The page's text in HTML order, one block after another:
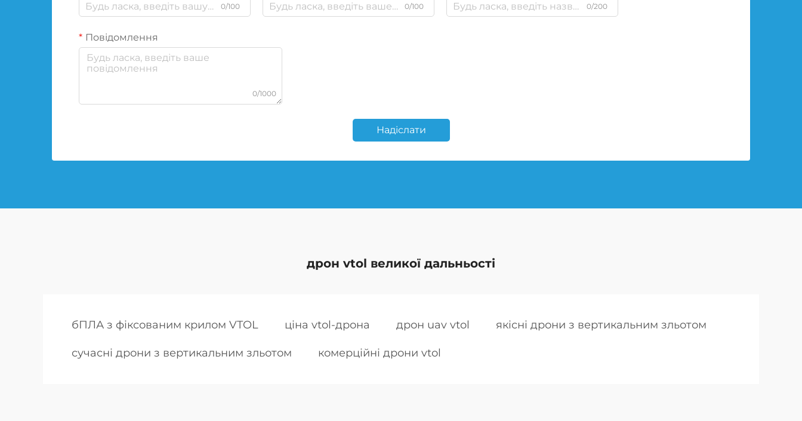
0/100 0/100 0/200
Повідомлення
0/1000
Надіслати
дрон vtol великої дальньості
бПЛА з фіксованим крилом VTOL ціна vtol-дрона дрон uav vtol якісні дрони з вертикальним зльотом
сучасні дрони з вертикальним зльотом комерційні дрони vtol